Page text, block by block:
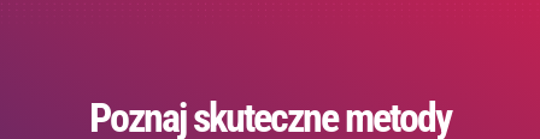
Poznaj skuteczne metody